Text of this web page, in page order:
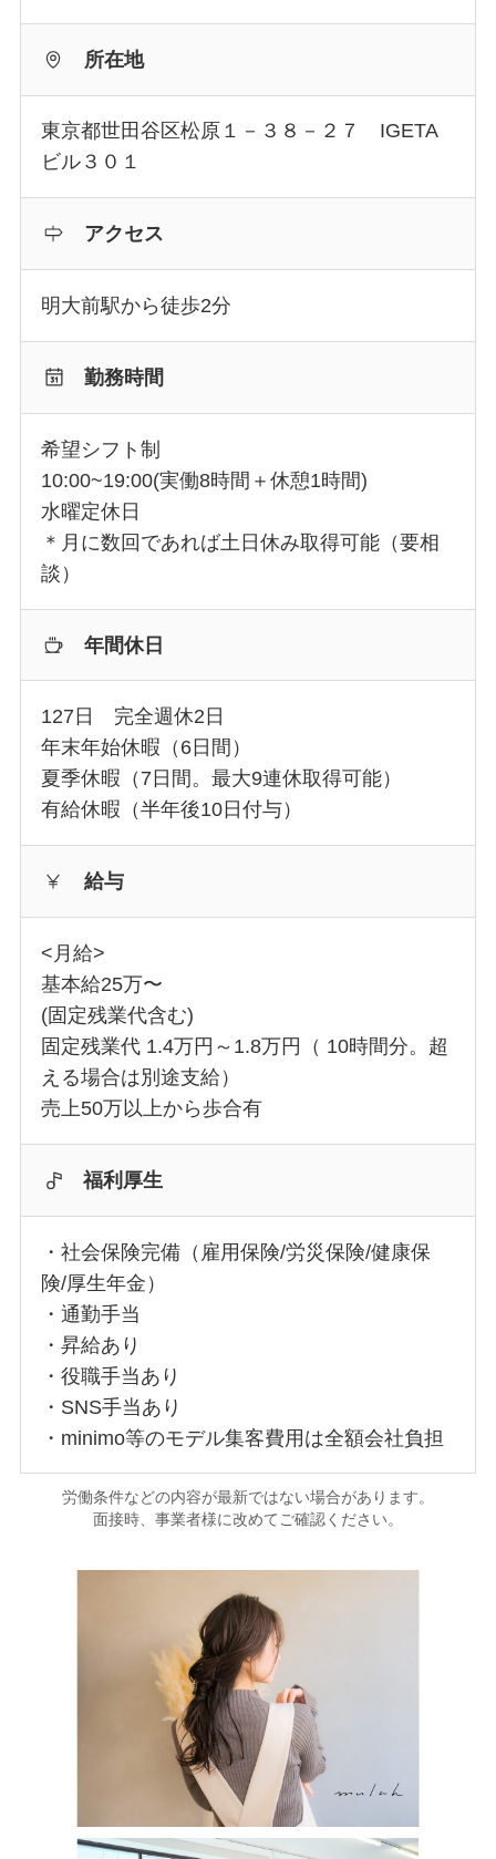
所在地
東京都世田谷区松原１－３８－２７ IGETA
ビル３０１
アクセス
明大前駅から徒歩2分
勤務時間
希望シフト制
10:00~19:00(実働8時間＋休憩1時間)
水曜定休日
＊月に数回であれば土日休み取得可能（要相
談）
年間休日
127日 完全週休2日
年末年始休暇（6日間）
夏季休暇（7日間。最大9連休取得可能）
有給休暇（半年後10日付与）
給与
<月給>
基本給25万〜
(固定残業代含む)
固定残業代 1.4万円～1.8万円（ 10時間分。超
える場合は別途支給）
売上50万以上から歩合有
福利厚生
・社会保険完備（雇用保険/労災保険/健康保
険/厚生年金）
・通勤手当
・昇給あり
・役職手当あり
・SNS手当あり
・minimo等のモデル集客費用は全額会社負担
労働条件などの内容が最新ではない場合があります。
面接時、事業者様に改めてご確認ください。